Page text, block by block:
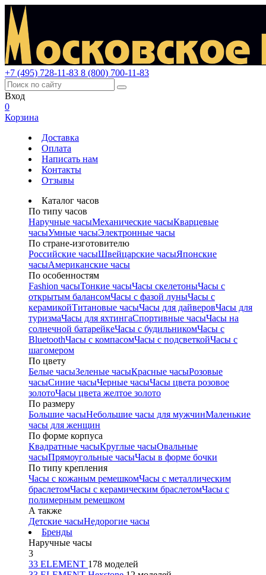
+7 (495) 728-11-83 8 (800) 700-11-83
Вход
0
Корзина
Доставка
Оплата
Написать нам
Контакты
Отзывы
Каталог часов
По типу часов
Наручные часыМеханические часыКварцевые
часыУмные часыЭлектронные часы
По стране-изготовителю
Российские часыШвейцарские часыЯпонские
часыАмериканские часы
По особенностям
Fashion часыТонкие часыЧасы скелетоныЧасы с
открытым балансомЧасы с фазой луныЧасы с
керамикойТитановые часыЧасы для дайверовЧасы для
туризмаЧасы для яхтингаСпортивные часыЧасы на
солнечной батарейкеЧасы с будильникомЧасы с
BluetoothЧасы с компасомЧасы с подсветкойЧасы с
шагомером
По цвету
Белые часыЗеленые часыКрасные часыРозовые
часыСиние часыЧерные часыЧасы цвета розовое
золотоЧасы цвета желтое золото
По размеру
Большие часыНебольшие часы для мужчинМаленькие
часы для женщин
По форме корпуса
Квадратные часыКруглые часыОвальные
часыПрямоугольные часыЧасы в форме бочки
По типу крепления
Часы с кожаным ремешкомЧасы с металлическим
браслетомЧасы с керамическим браслетомЧасы с
полимерным ремешком
А также
Детские часыНедорогие часы
Бренды
Наручные часы
3
33 ELEMENT 178 моделей